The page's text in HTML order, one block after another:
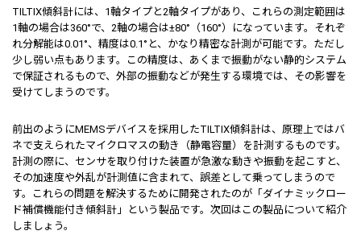
TILTIX傾斜計には、1軸タイプと2軸タイプがあり、これらの測定範囲は
1軸の場合は360°で、2軸の場合は±80°（160°）になっています。それぞ
れ分解能は0.01°、精度は0.1°と、かなり精密な計測が可能です。ただし
少し弱い点もあります。この精度は、あくまで振動がない静的システム
で保証されるもので、外部の振動などが発生する環境では、その影響を
受けてしまうのです。
前出のようにMEMSデバイスを採用したTILTIX傾斜計は、原理上ではバ
ネで支えられたマイクロマスの動き（静電容量）を計測するものです。
計測の際に、センサを取り付けた装置が急激な動きや振動を起こすと、
その加速度や外乱が計測値に含まれて、誤差として乗ってしまうので
す。これらの問題を解決するために開発されたのが「ダイナミックロー
ド補償機能付き傾斜計」という製品です。次回はこの製品について紹介
しましょう。